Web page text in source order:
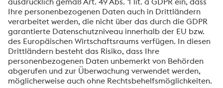
SENDEN
Anti-Roboter-Verifizierung
Hier klicken
FriendlyCaptcha ⇗